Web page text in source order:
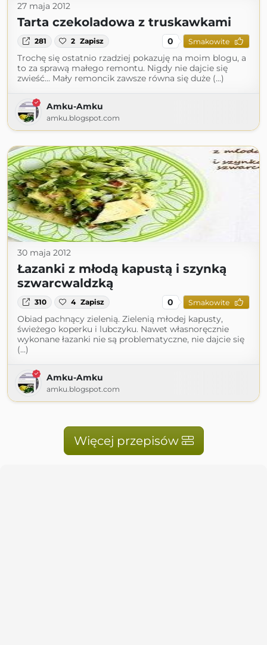
27 maja 2012
Tarta czekoladowa z truskawkami
281 2 Zapisz 0 Smakowite
Trochę się ostatnio rzadziej pokazuję na moim blogu, a
to za sprawą małego remontu. Nigdy nie dajcie się
zwieść... Mały remoncik zawsze równa się duże (...)
Amku-Amku
amku.blogspot.com
30 maja 2012
Łazanki z młodą kapustą i szynką
szwarcwaldzką
310 4 Zapisz 0 Smakowite
Obiad pachnący zielenią. Zielenią młodej kapusty,
świeżego koperku i lubczyku. Nawet własnoręcznie
wykonane łazanki nie są problematyczne, nie dajcie się
(...)
Amku-Amku
amku.blogspot.com
Więcej przepisów